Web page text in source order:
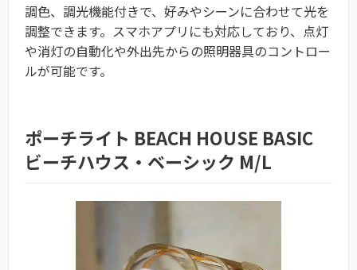
調色、調光機能付きで、好みやシーンに合わせて光を
調整できます。スマホアプリにも対応しており、点灯
や消灯の自動化や外出先からの照明器具のコントロー
ルが可能です。
ポーチライト BEACH HOUSE BASIC
ビーチハウス・ベーシック M/L